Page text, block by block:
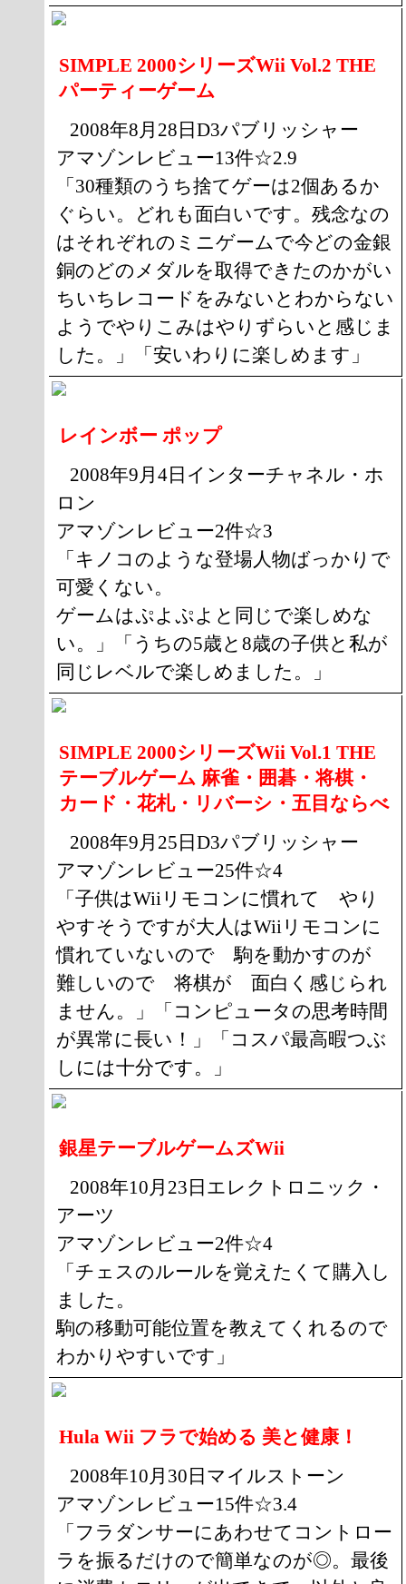
SIMPLE 2000シリーズWii Vol.2 THE
パーティーゲーム
2008年8月28日D3パブリッシャー
アマゾンレビュー13件☆2.9
「30種類のうち捨てゲーは2個あるか
ぐらい。どれも面白いです。残念なの
はそれぞれのミニゲームで今どの金銀
銅のどのメダルを取得できたのかがい
ちいちレコードをみないとわからない
ようでやりこみはやりずらいと感じま
した。」「安いわりに楽しめます」
レインボー ポップ
2008年9月4日インターチャネル・ホ
ロン
アマゾンレビュー2件☆3
「キノコのような登場人物ばっかりで
可愛くない。
ゲームはぷよぷよと同じで楽しめな
い。」「うちの5歳と8歳の子供と私が
同じレベルで楽しめました。」
SIMPLE 2000シリーズWii Vol.1 THE
テーブルゲーム 麻雀・囲碁・将棋・
カード・花札・リバーシ・五目ならべ
2008年9月25日D3パブリッシャー
アマゾンレビュー25件☆4
「子供はWiiリモコンに慣れて やり
やすそうですが大人はWiiリモコンに
慣れていないので 駒を動かすのが
難しいので 将棋が 面白く感じられ
ません。」「コンピュータの思考時間
が異常に長い！」「コスパ最高暇つぶ
しには十分です。」
銀星テーブルゲームズWii
2008年10月23日エレクトロニック・
アーツ
アマゾンレビュー2件☆4
「チェスのルールを覚えたくて購入し
ました。
駒の移動可能位置を教えてくれるので
わかりやすいです」
Hula Wii フラで始める 美と健康！
2008年10月30日マイルストーン
アマゾンレビュー15件☆3.4
「フラダンサーにあわせてコントロー
ラを振るだけので簡単なのが◎。最後